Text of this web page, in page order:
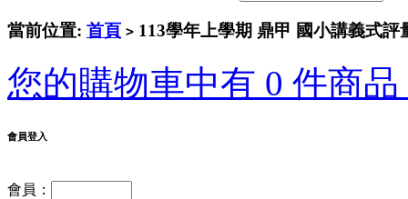
當前位置: 首頁 > 113學年上學期 鼎甲 國小講義式
您的購物車中有 0 件商
會員登入
會員：